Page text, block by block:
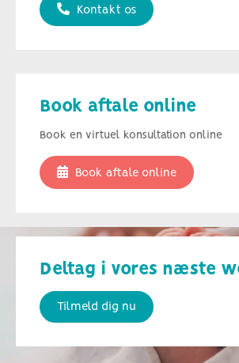
Kontakt os
Book aftale online
Book en virtuel konsultation online
Book aftale online
Deltag i vores næste
Tilmeld dig nu